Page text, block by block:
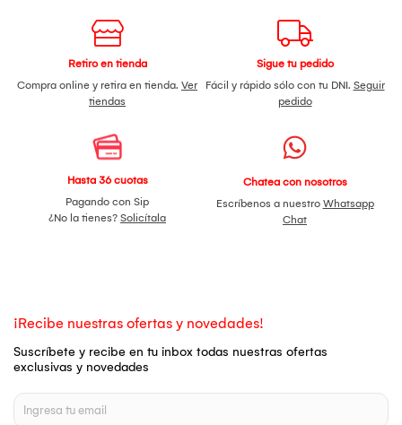
Retiro en tienda
Compra online y retira en tienda. Ver
tiendas
Sigue tu pedido
Fácil y rápido sólo con tu DNI. Seguir
pedido
Hasta 36 cuotas
Pagando con Sip
¿No la tienes? Solicítala
Chatea con nosotros
Escríbenos a nuestro Whatsapp
Chat
¡Recibe nuestras ofertas y novedades!
Suscríbete y recibe en tu inbox todas nuestras ofertas
exclusivas y novedades